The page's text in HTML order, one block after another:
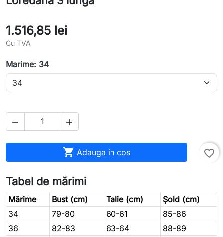
1.516,85 lei
Cu TVA
Marime: 34
 
 Adauga in cos favorite_border
Tabel de mărimi
Mărime Bust (cm) Talie (cm)
Șold (cm)
34
79-80 60-61
85-86
36
82-83 63-64
88-89